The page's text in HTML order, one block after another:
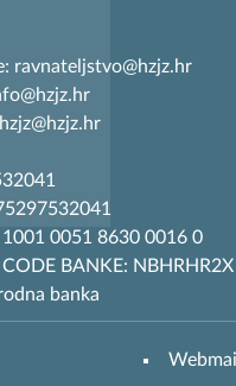
ravnateljstvo@hzjz.hr
1001 0051 8630 0016 0
CODE BANKE: NBHRHR2X
banka
Webmail